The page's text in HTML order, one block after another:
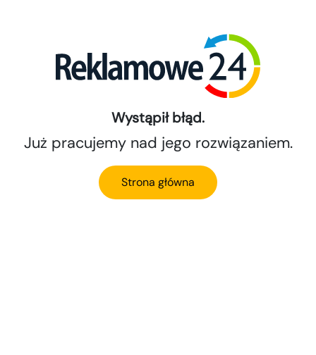
Wystąpił błąd.
Już pracujemy nad jego rozwiązaniem.
Strona główna